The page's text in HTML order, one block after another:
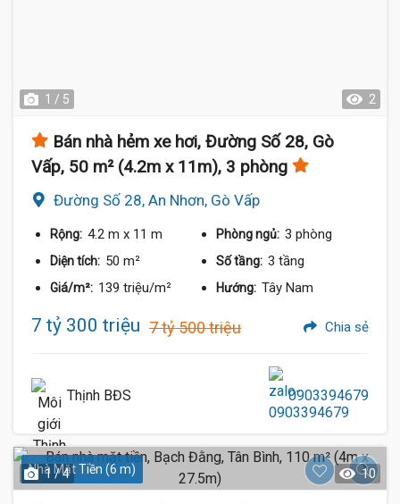
1 / 5 2
Bán nhà hẻm xe hơi, Đường Số 28, Gò
Vấp, 50 m² (4.2m x 11m), 3 phòng
Đường Số 28, An Nhơn, Gò Vấp
Rộng: 4.2 m x 11 m Phòng ngủ: 3 phòng
Diện tích: 50 m² Số tầng: 3 tầng
Giá/m²: 139 triệu/m² Hướng: Tây Nam
7 tỷ 300 triệu 7 tỷ 500 triệu Chia sẻ
Thịnh BĐS 0903394679
Nhà Mặt Tiền (6 m)
1 / 4 10